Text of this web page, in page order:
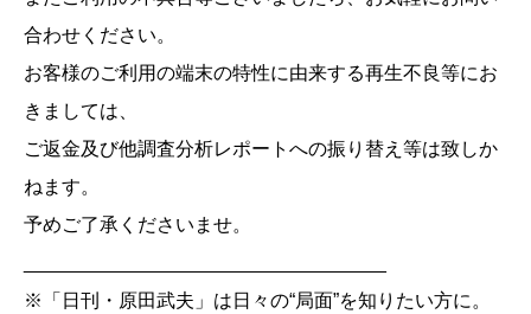
合わせください。
お客様のご利用の端末の特性に由来する再生不良等にお
きましては、
ご返金及び他調査分析レポートへの振り替え等は致しか
ねます。
予めご了承くださいませ。
※「日刊・原田武夫」は日々の“局面”を知りたい方に。